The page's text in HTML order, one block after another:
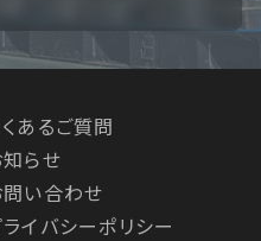
あるご質問
らせ
問い合わせ
イバシーポリシー